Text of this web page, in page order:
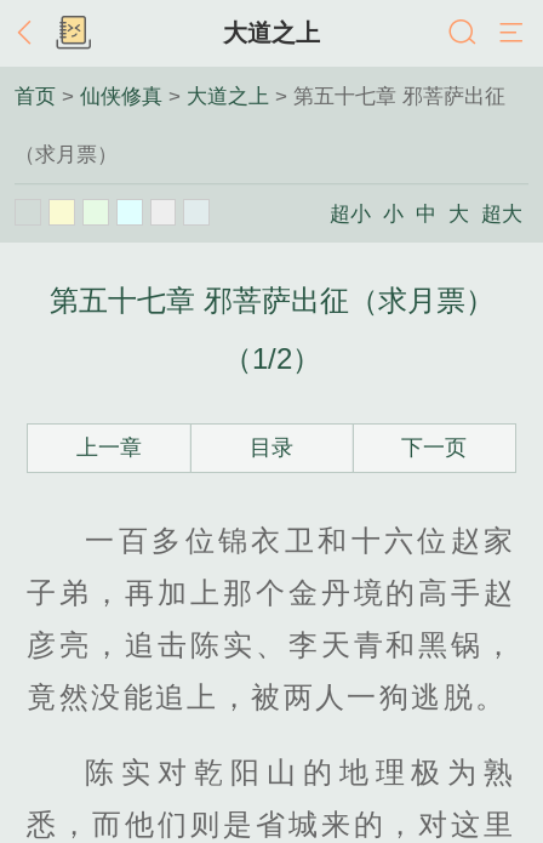
大道之上
首页 > 仙侠修真 > 大道之上 > 第五十七章 邪菩萨出征
（求月票）
超小 小 中 大 超大
第五十七章 邪菩萨出征（求月票）
（1/2）
上一章 目录 下一页
一百多位锦衣卫和十六位赵家
子弟，再加上那个金丹境的高手赵
彦亮，追击陈实、李天青和黑锅，
竟然没能追上，被两人一狗逃脱。
陈实对乾阳山的地理极为熟
悉，而他们则是省城来的，对这里